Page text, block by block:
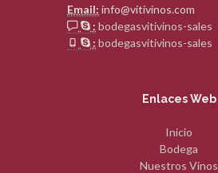
Email: info@vitivinos.com
: bodegasvitivinos-sales
: bodegasvitivinos-sales
Enlaces Web
Inicio
Bodega
Nuestros Vinos